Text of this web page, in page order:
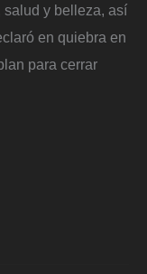
salud y belleza, así
en quiebra en
para cerrar